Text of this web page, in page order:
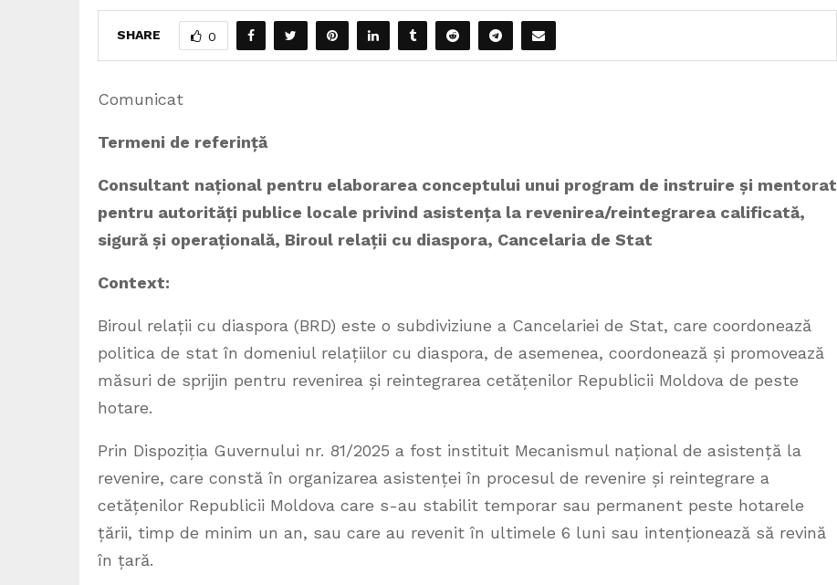
SHARE 0
Comunicat
Termeni de referință
Consultant național pentru elaborarea conceptului unui program de instruire și mentorat
pentru autorități publice locale privind asistența la revenirea/reintegrarea calificată,
sigură și operațională, Biroul relații cu diaspora, Cancelaria de Stat
Context:
Biroul relații cu diaspora (BRD) este o subdiviziune a Cancelariei de Stat, care coordonează
politica de stat în domeniul relațiilor cu diaspora, de asemenea, coordonează și promovează
măsuri de sprijin pentru revenirea și reintegrarea cetățenilor Republicii Moldova de peste
hotare.
Prin Dispoziția Guvernului nr. 81/2025 a fost instituit Mecanismul național de asistență la
revenire, care constă în organizarea asistenței în procesul de revenire și reintegrare a
cetățenilor Republicii Moldova care s-au stabilit temporar sau permanent peste hotarele
țării, timp de minim un an, sau care au revenit în ultimele 6 luni sau intenționează să revină
în țară.